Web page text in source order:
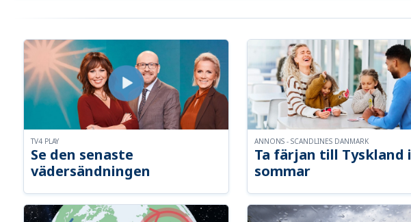
Se den senaste
vädersändningen
TV4 PLAY
Ta färjan till Tyskland i
sommar
ANNONS - SCANDLINES DANMARK